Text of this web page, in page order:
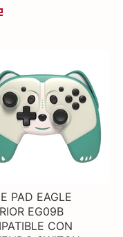
PAD EAGLE
EG09B
CON